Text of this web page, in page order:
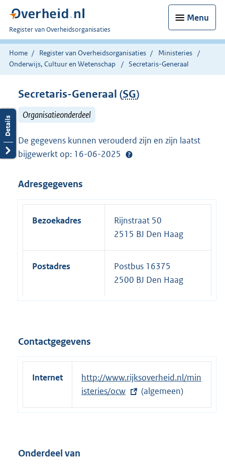
Menu
U
bent
nu
hier:
Register van Overheidsorganisaties
Home Register van Overheidsorganisaties
Ministeries
Onderwijs, Cultuur en Wetenschap
Secretaris-Generaal
Secretaris-Generaal (SG)
Organisatieonderdeel
De gegevens kunnen verouderd zijn en zijn laatst
bijgewerkt op: 16-06-2025
Adresgegevens
Bezoekadres
Rijnstraat 50
2515 BJ Den Haag
Postadres
Postbus 16375
2500 BJ Den Haag
Contactgegevens
Internet
E
x
t
http://www.rijksoverheid.nl/min
isteries/ocw
(algemeen)
Onderdeel van